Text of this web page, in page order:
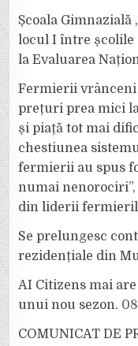
Școala Gimnazială
locul I între școlile
la Evaluarea
Fermierii vrânceni
prețuri prea mici
și piață tot mai
chestiunea
fermierii au spus
numai
din liderii
Se prelungesc
rezidențiale din
AI Citizens mai
unui nou sezon.
COMUNICAT DE